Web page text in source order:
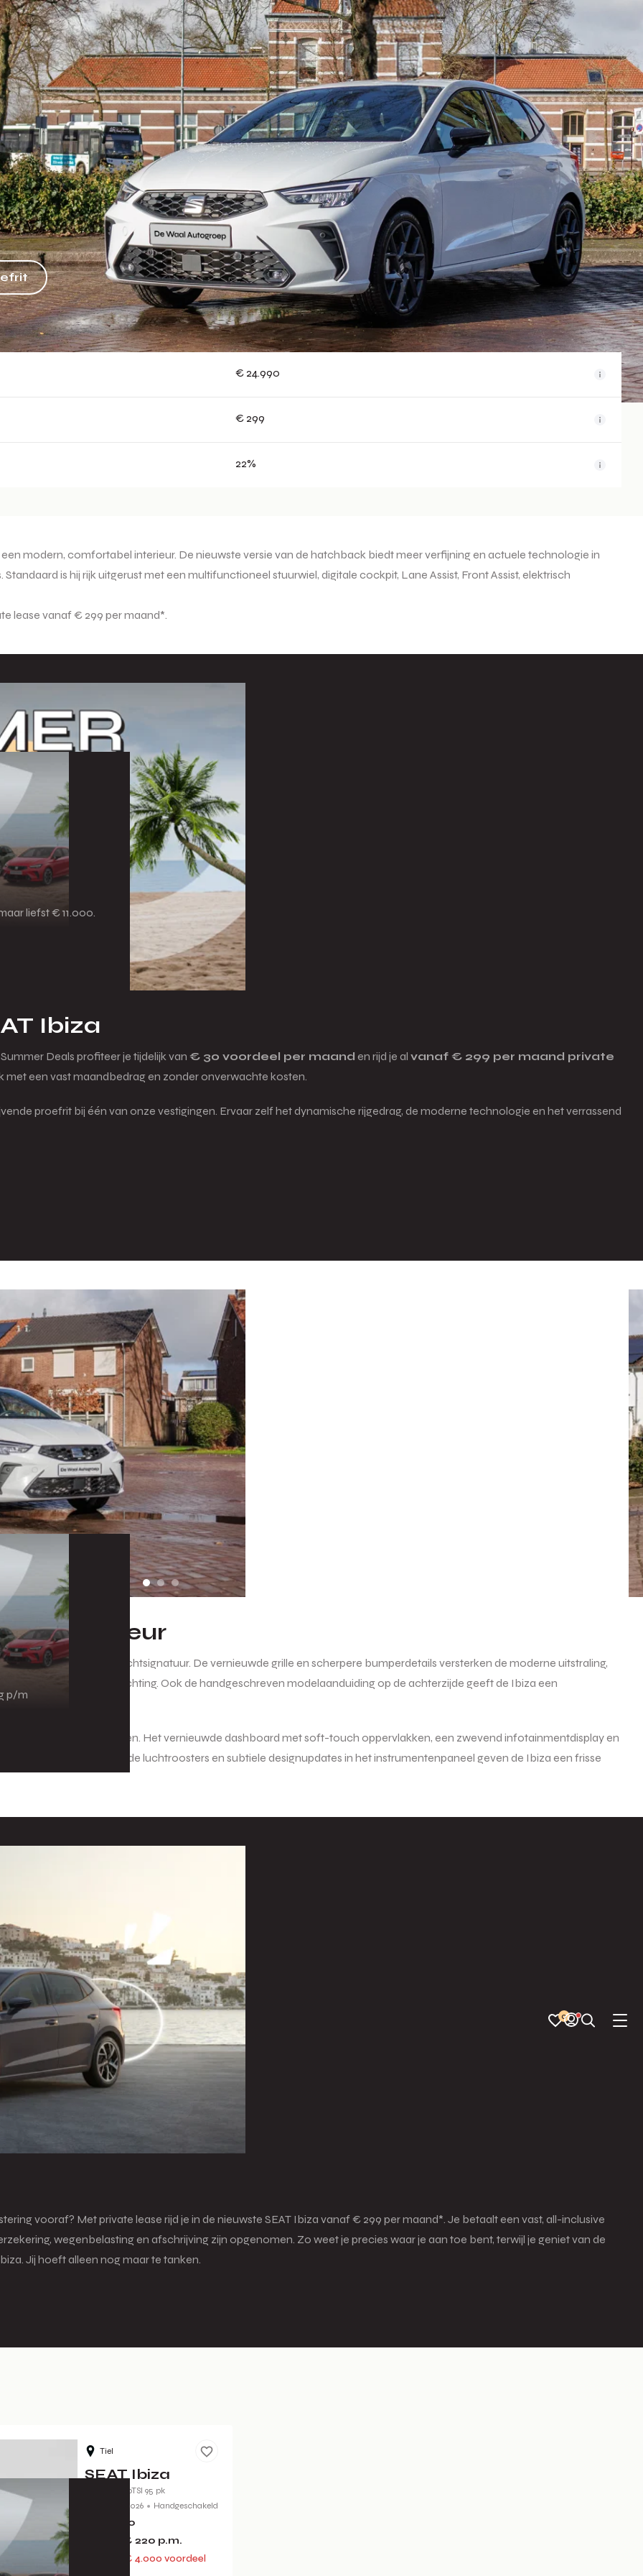
liefst € 11.000.
p/m
0
€ 24.990
€ 299
22%
modern, comfortabel interieur. De nieuwste versie van de hatchback biedt meer verfijning en actuele technologie in
is hij rijk uitgerust met een multifunctioneel stuurwiel, digitale cockpit, Lane Assist, Front Assist, elektrisch
lease vanaf € 299 per maand*.
Ibiza
Deals profiteer je tijdelijk van € 30 voordeel per maand en rijd je al vanaf € 299 per maand private
een vast maandbedrag en zonder onverwachte kosten.
proefrit bij één van onze vestigingen. Ervaar zelf het dynamische rijgedrag, de moderne technologie en het verrassend
interieur
lijnen en herkenbare lichtsignatuur. De vernieuwde grille en scherpere bumperdetails versterken de moderne uitstraling,
en efficiënte verlichting. Ook de handgeschreven modelaanduiding op de achterzijde geeft de Ibiza een
hoogwaardige materialen. Het vernieuwde dashboard met soft-touch oppervlakken, een zwevend infotainmentdisplay en
Accentverlichting rond de luchtroosters en subtiele designupdates in het instrumentenpaneel geven de Ibiza een frisse
vooraf? Met private lease rijd je in de nieuwste SEAT Ibiza vanaf € 299 per maand*. Je betaalt een vast, all-inclusive
wegenbelasting en afschrijving zijn opgenomen. Zo weet je precies waar je aan toe bent, terwijl je geniet van de
Jij hoeft alleen nog maar te tanken.
Tiel
SEAT Ibiza
Style 1.0 EcoTSI 95 pk
2026 Handgeschakeld
€ 24.490
€ 220 p.m.
€ 4.000 voordeel